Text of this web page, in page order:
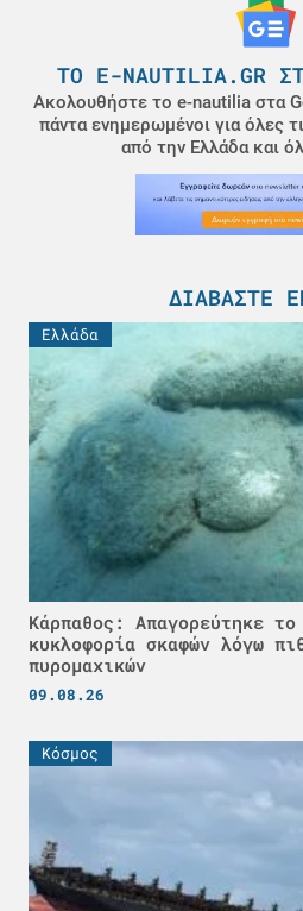
ΤΟ E-NAUTILIA.GR
Ακολουθήστε το e-nautilia στα
πάντα ενημερωμένοι για όλες
από την Ελλάδα και
ΔΙΑΒΆΣΤΕ
Ελλάδα
Κάρπαθος: Απαγορεύτηκε
κυκλοφορία σκαφών λόγω
πυρομαχικών
09.08.26
Κόσμος